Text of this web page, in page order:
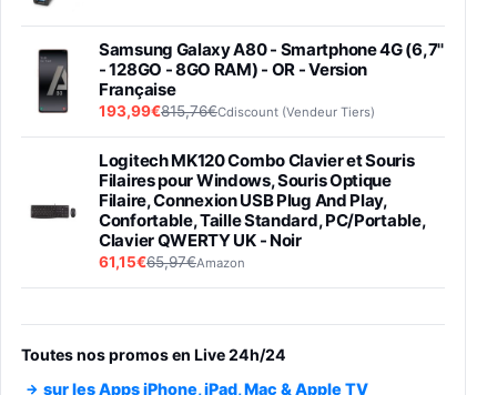
Samsung Galaxy A80 - Smartphone 4G (6,7''
- 128GO - 8GO RAM) - OR - Version
Française
193,99€815,76€Cdiscount (Vendeur Tiers)
Logitech MK120 Combo Clavier et Souris
Filaires pour Windows, Souris Optique
Filaire, Connexion USB Plug And Play,
Confortable, Taille Standard, PC/Portable,
Clavier QWERTY UK - Noir
61,15€65,97€Amazon
entraénement direct 3 vitesses (33-45-78
trs/min) avec pre-ampli intégré et port USB
Toutes nos promos en Live 24h/24
sur les Apps iPhone, iPad, Mac & Apple TV